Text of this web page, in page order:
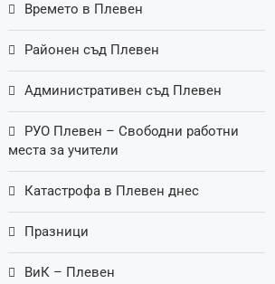
Времето в Плевен
Районен съд Плевен
Административен съд Плевен
РУО Плевен – Свободни работни
места за учители
Катастрофа в Плевен днес
Празници
ВиК – Плевен